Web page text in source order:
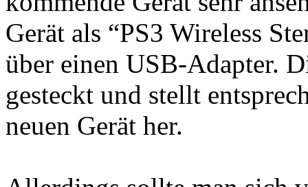
Gerät als “PS3 Wireless
über einen USB-Adapter.
gesteckt und stellt
neuen Gerät her.